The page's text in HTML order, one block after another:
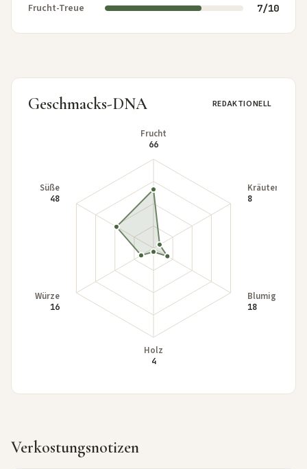
Frucht-Treue 7/10
Geschmacks-DNA REDAKTIONELL
Verkostungsnotizen